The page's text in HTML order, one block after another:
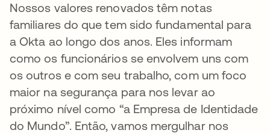
Nossos valores renovados têm notas
familiares do que tem sido fundamental para
a Okta ao longo dos anos. Eles informam
como os funcionários se envolvem uns com
os outros e com seu trabalho, com um foco
maior na segurança para nos levar ao
próximo nível como “a Empresa de Identidade
do Mundo”. Então, vamos mergulhar nos